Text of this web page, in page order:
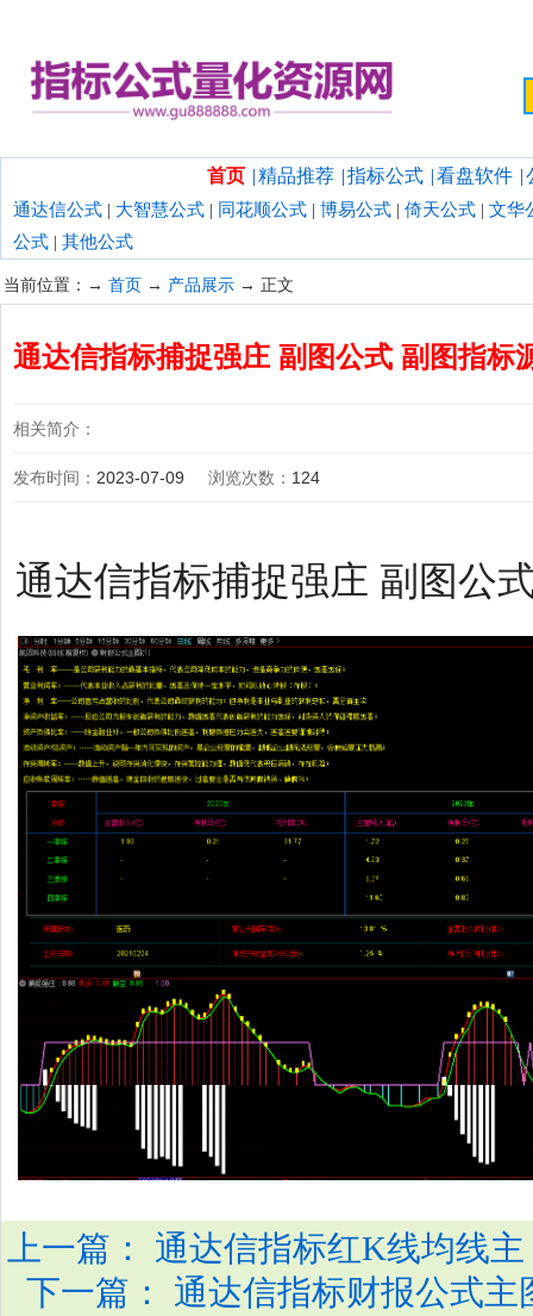
首页 | 精品推荐 | 指标公式 | 看盘软件 |
通达信公式 | 大智慧公式 | 同花顺公式 | 博易公式 | 倚天公式 | 文华
公式 | 其他公式
当前位置：→ 首页 → 产品展示 → 正文
通达信指标捕捉强庄 副图公式 副图指标
相关简介：
发布时间： 2023-07-09 浏览次数： 124
通达信指标捕捉强庄 副图公
上一篇： 通达信指标红K线均线
下一篇： 通达信指标财报公式